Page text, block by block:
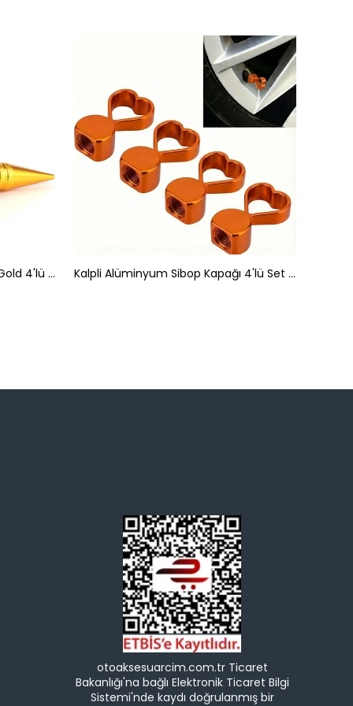
Alüminyum Sivri Sibop Kapağı Gold 4'lü 45MM Kalpli Alüminyum Sibop Kapağı 4'lü Set Turuncu
otoaksesuarcim.com.tr Ticaret
Bakanlığı'na bağlı Elektronik Ticaret Bilgi
Sistemi'nde kaydı doğrulanmış bir